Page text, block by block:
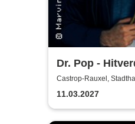
Dr. Pop -
Musik-
Show! -
Castrop-Rauxel,
Castrop-Rauxel
11.03.2027